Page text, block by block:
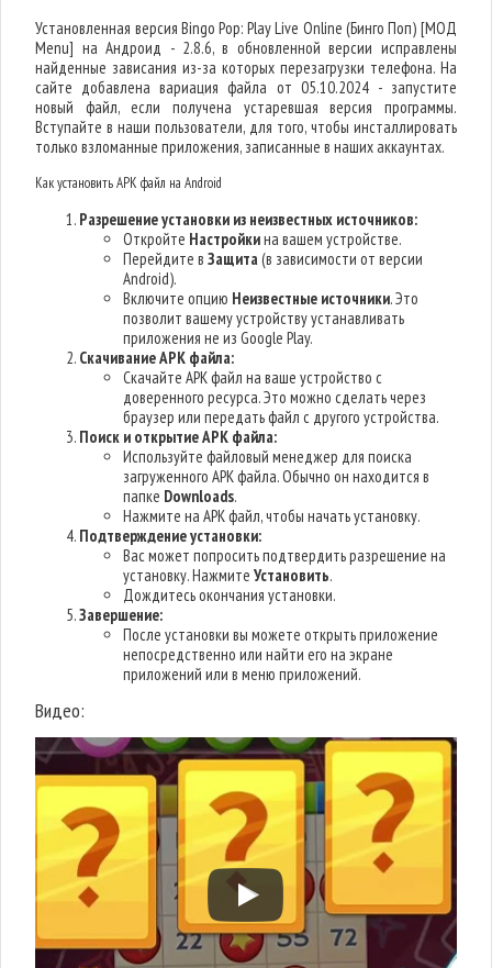
Установленная версия Bingo Pop: Play Live Online (Бинго Поп) [МОД
Menu] на Андроид - 2.8.6, в обновленной версии исправлены
найденные зависания из-за которых перезагрузки телефона. На
сайте добавлена вариация файла от 05.10.2024 - запустите
новый файл, если получена устаревшая версия программы.
Вступайте в наши пользователи, для того, чтобы инсталлировать
только взломанные приложения, записанные в наших аккаунтах.
Как установить APK файл на Android
Разрешение установки из неизвестных источников:
Откройте Настройкина вашем устройстве.
Перейдите вЗащита(в зависимости от версии
Android).
Включите опцию Неизвестные источники. Это
позволит вашему устройству устанавливать
приложения не из Google Play.
Скачивание APK файла:
Скачайте APK файл на ваше устройство с
доверенного ресурса. Это можно сделать через
браузер или передать файл с другого устройства.
Поиск и открытие APK файла:
Используйте файловый менеджер для поиска
загруженного APK файла. Обычно он находится в
папке Downloads.
Нажмите на APK файл, чтобы начать установку.
Подтверждение установки:
Вас может попросить подтвердить разрешение на
установку. НажмитеУстановить.
Дождитесь окончания установки.
Завершение:
После установки вы можете открыть приложение
непосредственно или найти его на экране
приложений или в меню приложений.
Видео: